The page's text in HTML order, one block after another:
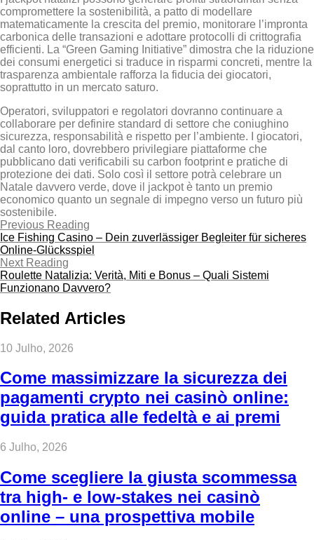
compromettere la sostenibilità, a patto di modellare
matematicamente la crescita del premio, monitorare l’impronta
carbonica delle transazioni e adottare protocolli di crittografia
efficienti. La “Green Gaming Initiative” dimostra che la riduzione
dei consumi energetici si traduce in risparmi concreti, mentre la
trasparenza ambientale rafforza la fiducia dei giocatori,
soprattutto in un mercato saturo.
Operatori, sviluppatori e regolatori dovranno continuare a
collaborare per definire standard di settore che coniughino
sicurezza, responsabilità e rispetto per l’ambiente. I giocatori,
dal canto loro, dovrebbero privilegiare piattaforme che
pubblicano dati verificabili su carbon footprint e pratiche di
protezione dei dati. Solo così il settore potrà celebrare un
Natale davvero verde, dove il jackpot è tanto un premio
economico quanto un segnale di impegno verso un futuro più
sostenibile.
Previous Reading
Ice Fishing Casino – Dein zuverlässiger Begleiter für sicheres
Online‑Glücksspiel
Next Reading
Roulette Natalizia: Verità, Miti e Bonus – Quali Sistemi
Funzionano Davvero?
Related Articles
10 Julho, 2026
Come massimizzare la sicurezza dei
pagamenti crypto nei casinò online:
guida pratica alle fedeltà e ai premi
6 Julho, 2026
Come scegliere la giusta scommessa
tra high‑ e low‑stakes nei casinò
online – una prospettiva mobile